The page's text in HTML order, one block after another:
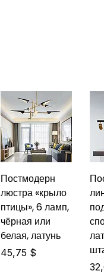
Постмодерн
люстра «крыло
птицы», 6 ламп,
чёрная или
белая, латунь
Цена
45,75 $